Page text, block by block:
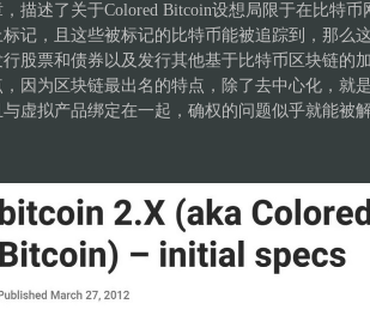
描述了关于Colored Bitcoin设想局限于在比特
记，且这些被标记的比特币能被追踪到，那么
股票和债券以及发行其他基于比特币区块链的
因为区块链最出名的特点，除了去中心化，就
虚拟产品绑定在一起，确权的问题似乎就能被